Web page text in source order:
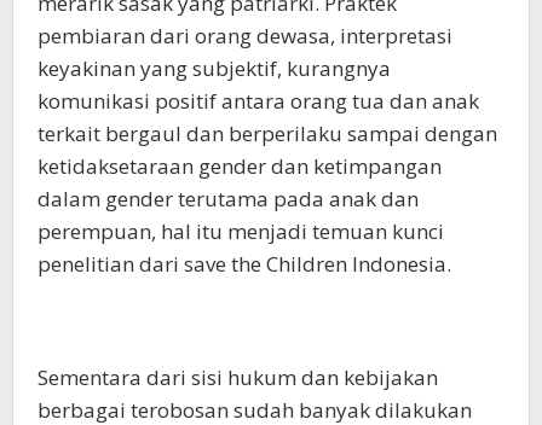
pembiaran dari orang dewasa, interpretasi
keyakinan yang subjektif, kurangnya
komunikasi positif antara orang tua dan anak
terkait bergaul dan berperilaku sampai dengan
ketidaksetaraan gender dan ketimpangan
dalam gender terutama pada anak dan
perempuan, hal itu menjadi temuan kunci
penelitian dari save the Children Indonesia.
Sementara dari sisi hukum dan kebijakan
berbagai terobosan sudah banyak dilakukan